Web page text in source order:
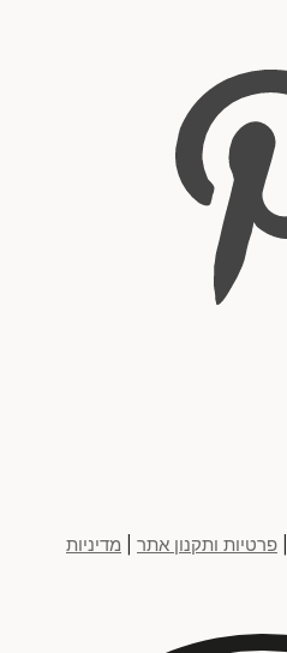
פרטיות ותקנון אתר
מדיניות